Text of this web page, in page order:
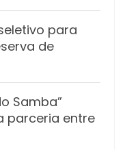
para
de
Samba”
parceria entre